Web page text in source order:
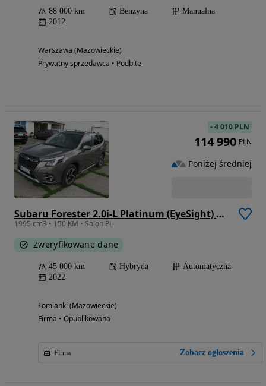
88 000 km Benzyna
Manualna
2012
Warszawa (Mazowieckie)
Prywatny sprzedawca • Podbite
Subaru Forester 2.0i-L Platinum (EyeSight) Lineartronic
1995 cm3 • 150 KM • Salon PL
Zweryfikowane dane
45 000 km Hybryda
Automatyczna
2022
Łomianki (Mazowieckie)
Firma • Opublikowano
Firma Zobacz ogłoszenia
-4 010 PLN
114 990 PLN
Poniżej średniej